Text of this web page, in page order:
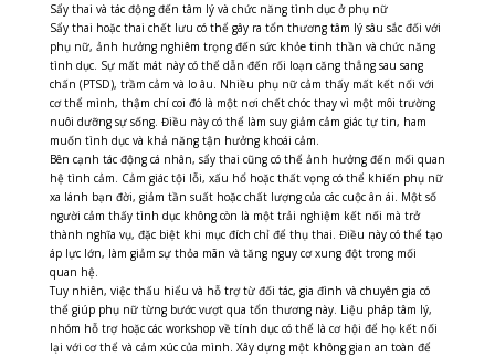
Sẩy thai và tác động đến tâm lý và chức năng tình dục ở phụ nữ
Sẩy thai hoặc thai chết lưu có thể gây ra tổn thương tâm lý sâu sắc đối với
phụ nữ, ảnh hưởng nghiêm trọng đến sức khỏe tinh thần và chức năng
tình dục. Sự mất mát này có thể dẫn đến rối loạn căng thẳng sau sang
chấn (PTSD), trầm cảm và lo âu. Nhiều phụ nữ cảm thấy mất kết nối với
cơ thể mình, thậm chí coi đó là một nơi chết chóc thay vì một môi trường
nuôi dưỡng sự sống. Điều này có thể làm suy giảm cảm giác tự tin, ham
muốn tình dục và khả năng tận hưởng khoái cảm.
Bên cạnh tác động cá nhân, sẩy thai cũng có thể ảnh hưởng đến mối quan
hệ tình cảm. Cảm giác tội lỗi, xấu hổ hoặc thất vọng có thể khiến phụ nữ
xa lánh bạn đời, giảm tần suất hoặc chất lượng của các cuộc ân ái. Một số
người cảm thấy tình dục không còn là một trải nghiệm kết nối mà trở
thành nghĩa vụ, đặc biệt khi mục đích chỉ để thụ thai. Điều này có thể tạo
áp lực lớn, làm giảm sự thỏa mãn và tăng nguy cơ xung đột trong mối
quan hệ.
Tuy nhiên, việc thấu hiểu và hỗ trợ từ đối tác, gia đình và chuyên gia có
thể giúp phụ nữ từng bước vượt qua tổn thương này. Liệu pháp tâm lý,
nhóm hỗ trợ hoặc các workshop về tính dục có thể là cơ hội để họ kết nối
lại với cơ thể và cảm xúc của mình. Xây dựng một không gian an toàn để